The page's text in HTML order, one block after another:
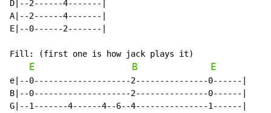
D|--2------4-------|
A|--2------4-------|
E|--0------2-------|
Fill: (first one is how jack plays it)
E B E
e|--0--------------------2---------------0------|
B|--0--------------------2---------------0------|
G|--1-------4------4--6--4---------------1------|